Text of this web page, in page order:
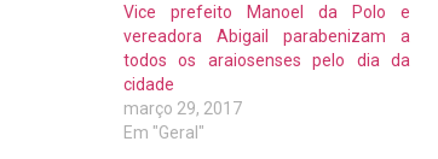
Vice prefeito Manoel da Polo e
vereadora Abigail parabenizam a
todos os araiosenses pelo dia da
cidade
março 29, 2017
Em "Geral"